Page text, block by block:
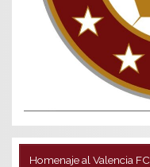
Homenaje al Valencia FC